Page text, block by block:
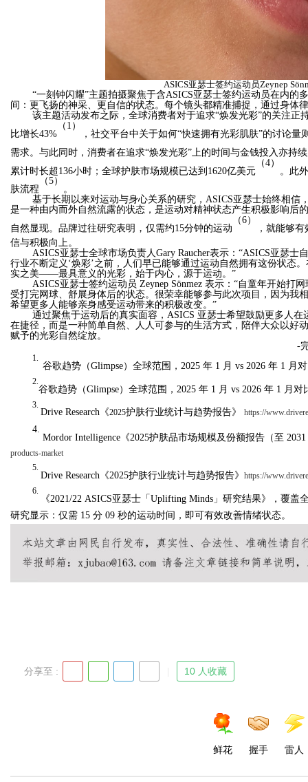
ASICS亚瑟士签约运动员Zeynep
“一刻钟闪耀”主题拍摄聚焦于含ASICS亚瑟士签约运动员在内
间：更飞扬的神采、更自信的状态。每个镜头都精准捕捉，通过身体
该主题活动发布之际，全球消费者对于追求“焕发光彩”的关注正
比增长43%
（1）
，社交平台中关于如何“快速拥有光彩肌肤”的讨论量
需求。与此同时，消费者在追求“焕发光彩” 上的时间与金钱投入亦持
累计时长超136小时；全球护肤市场规模已达到1620亿美元
（4）
。此
肤流程
（5）
。
基于长期以来对运动与身心关系的研究，ASICS亚瑟士始终相
是一种由内而外自然流露的状态，是运动对精神状态产生积极影响后
自然显现。 品牌过往研究表明 ， 仅需约15分钟的运动
（6）
，就能够
信与积极向上。
ASICS亚瑟士全球市场负责人Gary Raucher表示： “ASICS亚瑟士
行业不断定义 ‘焕彩’之前，人们早已能够通过运动自然拥有这份状态
实之美——最具意义的光彩，始于内心，源于运动。 ”
ASICS亚瑟士签约运动员 Zeynep Sönmez 表示： “自童年开始打
受打完网球、舒展身体后的状态。很荣幸能够参与此次项目，因为我
希望更多人能够亲身感受运动带来的积极改变。 ”
通过聚焦于运动后的真实面容，ASICS 亚瑟士希望鼓励更多人
在捷径，而是一种简单自然、人人可参与的生活方式，陪伴大众以好
赋予的光彩自然绽放。
-
1.
谷歌趋势（Glimpse）全球范围，2025 年 1 月 vs 2026 年 1 月
2.
谷歌趋势（Glimpse）全球范围，2025 年 1 月 vs 2026 年 1 月对
3.
Drive Research 《2025护肤行业统计与趋势报告》 https://
4.
Mordor Intelligence 《2025护肤品市场规模及份额报告（至
products-market
5.
Drive Research 《2025护肤行业统计与趋势报告》 https://
6.
《2021/22 ASICS亚瑟士「Uplifting Minds 」研究结果》
，覆盖
研究显示：仅需 15 分 09 秒的运动时间， 即可有效改善情绪状态。
分享至 : 10 人收藏
鲜花 握手 雷人